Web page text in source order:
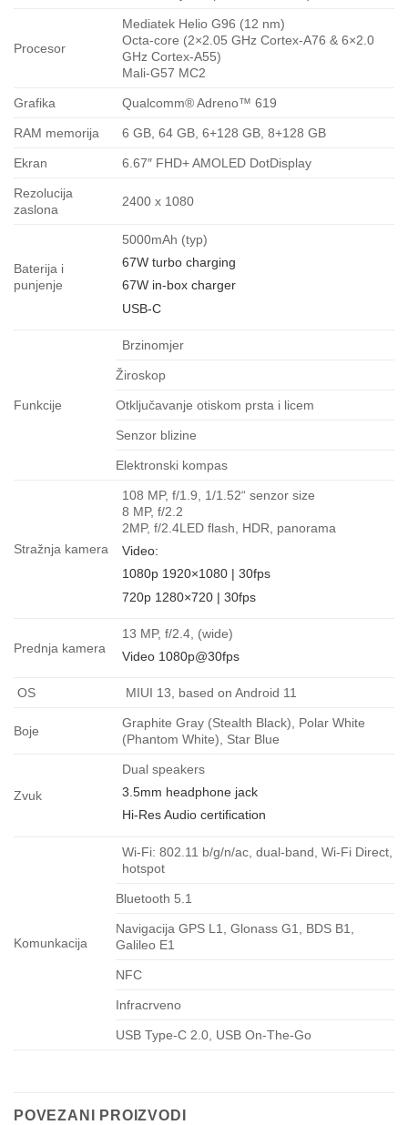
Procesor
Mediatek Helio G96 (12 nm)
Octa-core (2×2.05 GHz Cortex-A76 & 6×2.0
GHz Cortex-A55)
Mali-G57 MC2
Grafika Qualcomm® Adreno™ 619
RAM memorija 6 GB, 64 GB, 6+128 GB, 8+128 GB
Ekran 6.67″ FHD+ AMOLED DotDisplay
Rezolucija
zaslona
2400 x 1080
Baterija i
punjenje
5000mAh (typ)
67W turbo charging
67W in-box charger
USB-C
Funkcije
Brzinomjer
Žiroskop
Otključavanje otiskom prsta i licem
Senzor blizine
Elektronski kompas
Stražnja kamera
108 MP, f/1.9, 1/1.52“ senzor size
8 MP, f/2.2
2MP, f/2.4LED flash, HDR, panorama
Video:
1080p 1920×1080 | 30fps
720p 1280×720 | 30fps
Prednja kamera
13 MP, f/2.4, (wide)
Video 1080p@30fps
OS MIUI 13, based on Android 11
Boje
Graphite Gray (Stealth Black), Polar White
(Phantom White), Star Blue
Zvuk
Dual speakers
3.5mm headphone jack
Hi-Res Audio certification
Komunkacija
Wi-Fi: 802.11 b/g/n/ac, dual-band, Wi-Fi Direct,
hotspot
Bluetooth 5.1
Navigacija GPS L1, Glonass G1, BDS B1,
Galileo E1
NFC
Infracrveno
USB Type-C 2.0, USB On-The-Go
POVEZANI PROIZVODI